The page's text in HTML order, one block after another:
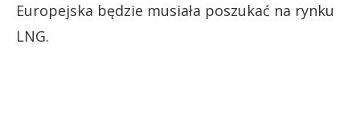
Europejska będzie musiała poszukać na rynku
LNG.